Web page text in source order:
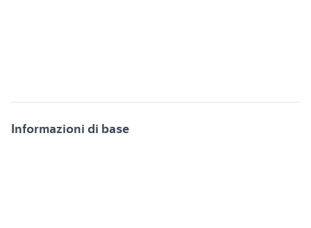
Informazioni di base